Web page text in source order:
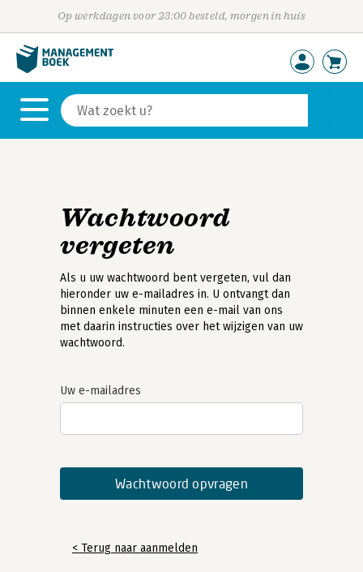
Op werkdagen voor 23:00 besteld, morgen in huis
Wachtwoord
vergeten
Als u uw wachtwoord bent vergeten, vul dan
hieronder uw e-mailadres in. U ontvangt dan
binnen enkele minuten een e-mail van ons
met daarin instructies over het wijzigen van uw
wachtwoord.
Uw e-mailadres
< Terug naar aanmelden